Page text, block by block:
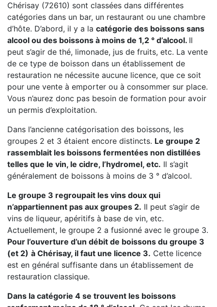
Chérisay (72610) sont classées dans différentes
catégories dans un bar, un restaurant ou une chambre
d’hôte. D’abord, il y a la catégorie des boissons sans
alcool ou des boissons à moins de 1,2 ° d’alcool. Il
peut s’agir de thé, limonade, jus de fruits, etc. La vente
de ce type de boisson dans un établissement de
restauration ne nécessite aucune licence, que ce soit
pour une vente à emporter ou à consommer sur place.
Vous n’aurez donc pas besoin de formation pour avoir
un permis d’exploitation.
Dans l’ancienne catégorisation des boissons, les
groupes 2 et 3 étaient encore distincts. Le groupe 2
rassemblait les boissons fermentées non distillées
telles que le vin, le cidre, l’hydromel, etc. Il s’agit
généralement de boissons à moins de 3 ° d’alcool.
Le groupe 3 regroupait les vins doux qui
n’appartiennent pas aux groupes 2. Il peut s’agir de
vins de liqueur, apéritifs à base de vin, etc.
Actuellement, le groupe 2 a fusionné avec le groupe 3.
Pour l’ouverture d’un débit de boissons du groupe 3
(et 2) à Chérisay, il faut une licence 3. Cette licence
est en général suffisante dans un établissement de
restauration classique.
Dans la catégorie 4 se trouvent les boissons